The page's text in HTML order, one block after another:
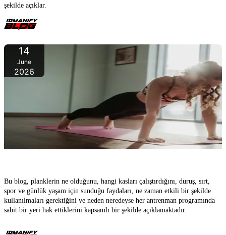
şekilde açıklar.
14
June
2026
Bu blog, planklerin ne olduğunu, hangi kasları çalıştırdığını, duruş, sırt,
spor ve günlük yaşam için sunduğu faydaları, ne zaman etkili bir şekilde
kullanılmaları gerektiğini ve neden neredeyse her antrenman programında
sabit bir yeri hak ettiklerini kapsamlı bir şekilde açıklamaktadır.